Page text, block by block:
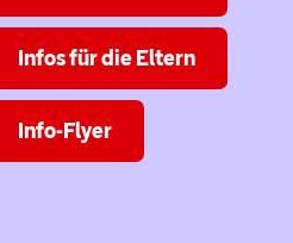
Infos für die Eltern
Info-Flyer